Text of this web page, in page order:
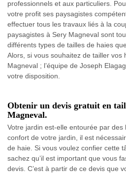
professionnels et aux particuliers.
votre profit ses paysagistes
effectuer tous les travaux liés à la
paysagistes à Sery Magneval sont
différents types de tailles de haies
Alors, si vous souhaitez de tailler vos
Magneval ; l’équipe de Joseph
votre disposition.
Obtenir un devis gratuit en
Magneval.
Votre jardin est-elle entourée par des
confort de votre jardin, il est
de haie. Si vous voulez confier cette
sachez qu’il est important que vous
devis. C’est à partir de ce devis que